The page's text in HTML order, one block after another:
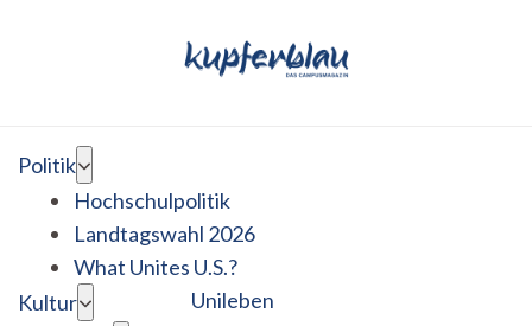
Politik
Hochschulpolitik
Landtagswahl 2026
What Unites U.S.?
Kultur
Unileben